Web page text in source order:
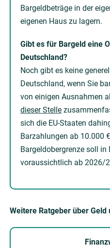
Bargeldbeträge in der
eigenen Haus zu lagern.
Gibt es für Bargeld eine
Deutschland?
Noch gibt es keine
Deutschland, wenn Sie
von einigen Ausnahmen
dieser Stelle
sich die EU-Staaten
Barzahlungen ab 10.000
Bargeldobergrenze soll in
voraussichtlich ab 2026/
Weitere Ratgeber über Geld